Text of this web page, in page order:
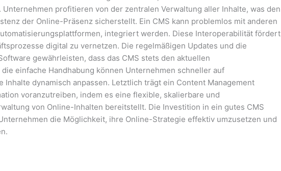
profitieren von der zentralen Verwaltung aller Inhalte, was den
der Online-Präsenz sicherstellt. Ein CMS kann problemlos mit anderen
integriert werden. Diese Interoperabilität fördert
digital zu vernetzen. Die regelmäßigen Updates und die
gewährleisten, dass das CMS stets den aktuellen
einfache Handhabung können Unternehmen schneller auf
dynamisch anpassen. Letztlich trägt ein Content Management
voranzutreiben, indem es eine flexible, skalierbare und
von Online-Inhalten bereitstellt. Die Investition in ein gutes CMS
die Möglichkeit, ihre Online-Strategie effektiv umzusetzen und